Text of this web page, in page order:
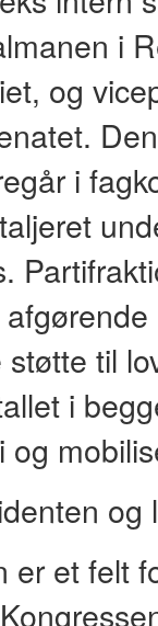
i
og
i
til
i
og
er et felt